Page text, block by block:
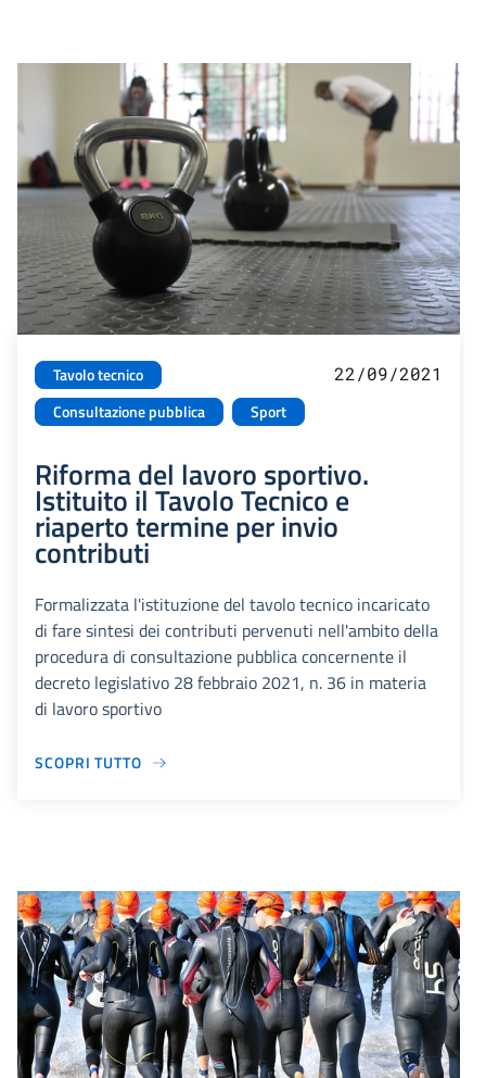
Tavolo tecnico
Consultazione pubblica
Sport
22/09/2021
Riforma del lavoro sportivo.
Istituito il Tavolo Tecnico e
riaperto termine per invio
contributi
Formalizzata l'istituzione del tavolo tecnico incaricato
di fare sintesi dei contributi pervenuti nell'ambito della
procedura di consultazione pubblica concernente il
decreto legislativo 28 febbraio 2021, n. 36 in materia
di lavoro sportivo
SCOPRI TUTTO